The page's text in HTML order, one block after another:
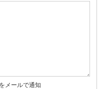
メールで通知